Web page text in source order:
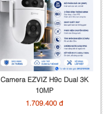
Camera EZVIZ H9c Dual 3K
10MP
1.709.400 đ